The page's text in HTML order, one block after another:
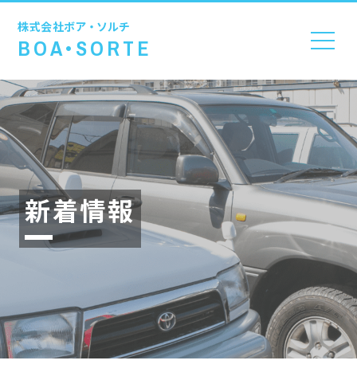
株式会社ボア・ソルチ
BOA•SORTE
新着情報